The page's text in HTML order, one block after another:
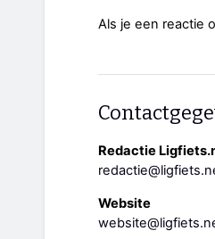
Als je een reactie
Redactie
Website